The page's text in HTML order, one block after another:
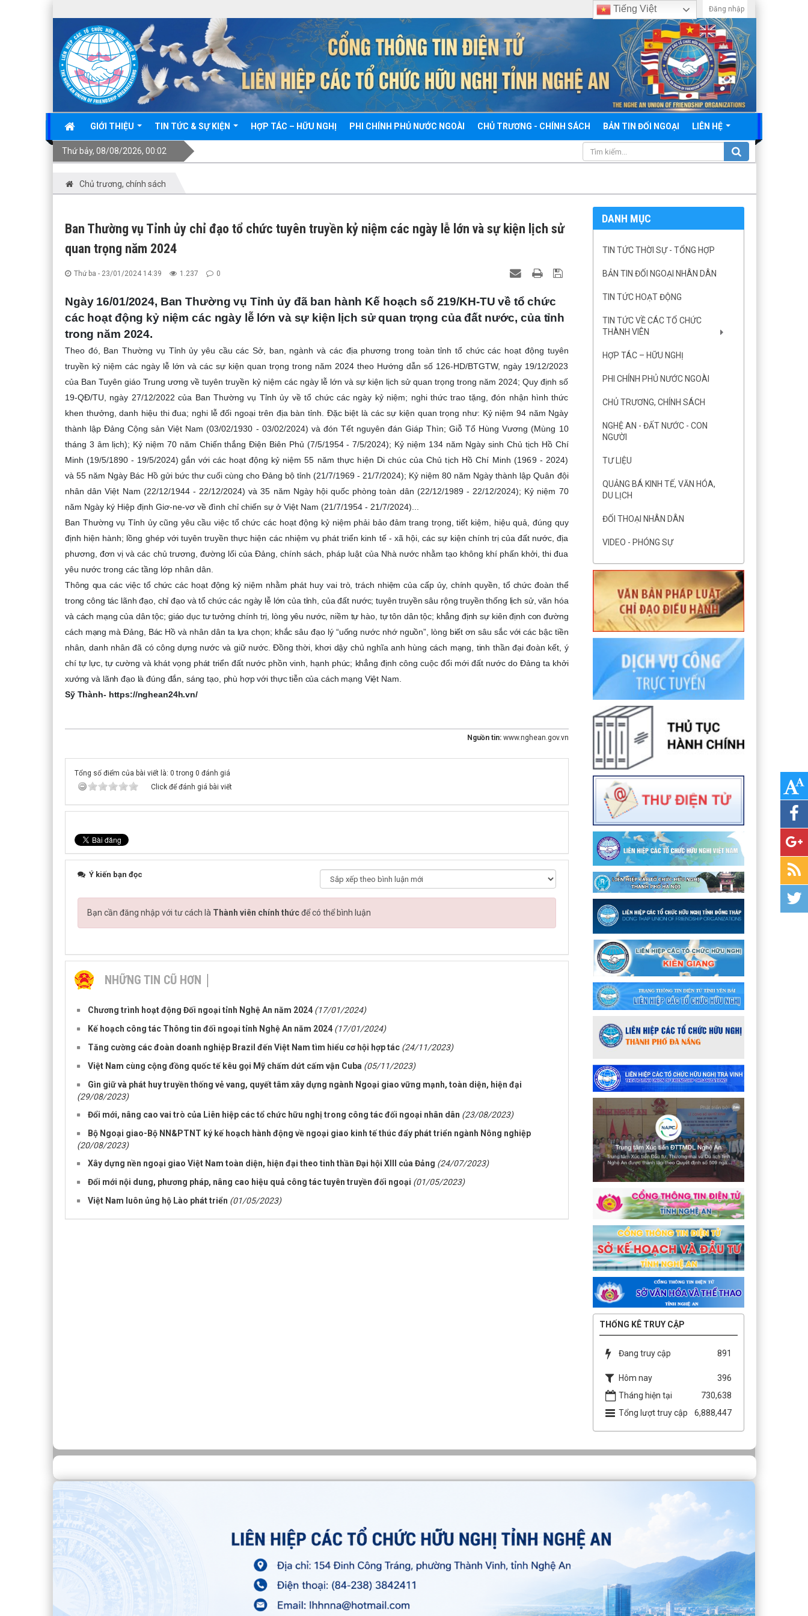
GIỚI THIỆU TIN TỨC & SỰ KIỆN HỢP TÁC – HỮU NGHỊ PHI CHÍNH PHỦ NƯỚC NGOÀI CHỦ TRƯƠNG - CHÍNH SÁCH BẢN TIN ĐỐI NGOẠI LIÊN HỆ
Thứ bảy, 08/08/2026, 00:02
Đăng nhập
Tiếng Việt
Chủ trương, chính sách
Ban Thường vụ Tỉnh ủy chỉ đạo tổ chức tuyên truyền kỷ niệm các ngày lễ lớn và sự kiện lịch sử
quan trọng năm 2024
Thứ ba - 23/01/2024 14:39 1.237 0
Ngày 16/01/2024, Ban Thường vụ Tỉnh ủy đã ban hành Kế hoạch số 219/KH-TU về tổ chức
các hoạt động kỷ niệm các ngày lễ lớn và sự kiện lịch sử quan trọng của đất nước, của tỉnh
trong năm 2024.
Theo đó, Ban Thường vụ Tỉnh ủy yêu cầu các Sở, ban, ngành và các địa phương trong toàn tỉnh tổ chức các hoạt động tuyên
truyền kỷ niệm các ngày lễ lớn và các sự kiện quan trọng trong năm 2024 theo Hướng dẫn số 126-HD/BTGTW, ngày 19/12/2023
của Ban Tuyên giáo Trung ương về tuyên truyền kỷ niệm các ngày lễ lớn và sự kiện lịch sử quan trọng trong năm 2024; Quy định số
19-QĐ/TU, ngày 27/12/2022 của Ban Thường vụ Tỉnh ủy về tổ chức các ngày kỷ niệm; nghi thức trao tặng, đón nhận hình thức
khen thưởng, danh hiệu thi đua; nghi lễ đối ngoại trên địa bàn tỉnh. Đặc biệt là các sự kiện quan trọng như: Kỷ niệm 94 năm Ngày
thành lập Đảng Cộng sản Việt Nam (03/02/1930 - 03/02/2024) và đón Tết nguyên đán Giáp Thìn;Giỗ Tổ Hùng Vương (Mùng 10
tháng 3 âm lịch); Kỷ niệm 70 năm Chiến thắng Điện Biên Phủ (7/5/1954 - 7/5/2024); Kỷ niệm 134 năm Ngày sinh Chủ tịch Hồ Chí
Minh (19/5/1890 - 19/5/2024) gắn với các hoạt động kỷ niệm 55 năm thực hiện Di chúc của Chủ tịch Hồ Chí Minh (1969 - 2024)
và 55 năm Ngày Bác Hồ gửi bức thư cuối cùng cho Đảng bộ tỉnh (21/7/1969 - 21/7/2024); Kỷ niệm 80 năm Ngày thành lập Quân đội
nhân dân Việt Nam (22/12/1944 - 22/12/2024) và 35 năm Ngày hội quốc phòng toàn dân (22/12/1989 - 22/12/2024); Kỷ niệm 70
năm Ngày ký Hiệp định Giơ-ne-vơ về đình chỉ chiến sự ở Việt Nam (21/7/1954 - 21/7/2024)...
Ban Thường vụ Tỉnh ủy cũng yêu cầu việc tổ chức các hoạt động kỷ niệm phải bảo đảmtrang trọng, tiết kiệm, hiệu quả, đúng quy
định hiện hành; lồng ghép với tuyên truyền thực hiện các nhiệm vụ phát triển kinh tế - xã hội, các sự kiện chính trị của đất nước, địa
phương, đơn vị và các chủ trương, đường lối của Đảng, chính sách, pháp luật của Nhà nước nhằm tạo không khí phấn khởi, thi đua
yêu nước trong các tầng lớp nhân dân.
Thông qua các việc tổ chức các hoạt động kỷ niệm nhằm phát huy vai trò, trách nhiệm của cấp ủy, chính quyền, tổ chức đoàn thể
trong công tác lãnh đạo, chỉ đạo và tổ chức các ngày lễ lớn của tỉnh, của đất nước; tuyên truyền sâu rộng truyền thống lịch sử, văn hóa
và cách mạng của dân tộc; giáo dục tư tưởng chính trị, lòng yêu nước, niềm tự hào, tự tôn dân tộc; khẳng định sự kiên định con đường
cách mạng mà Đảng, Bác Hồ và nhân dân ta lựa chọn; khắc sâu đạo lý “uống nước nhớ nguồn”, lòng biết ơn sâu sắc với các bậc tiền
nhân, danh nhân đã có công dựng nước và giữ nước. Đồng thời, khơi dậy chủ nghĩa anh hùng cách mạng, tinh thần đại đoàn kết, ý
chí tự lực, tự cường và khát vọng phát triển đất nước phồn vinh, hạnh phúc; khẳng định công cuộc đổi mới đất nước do Đảng ta khởi
xướng và lãnh đạo là đúng đắn, sáng tạo, phù hợp với thực tiễn của cách mạng Việt Nam.
Sỹ Thành- https://nghean24h.vn/
Nguồn tin: www.nghean.gov.vn
Tổng số điểm của bài viết là: 0 trong 0 đánh giá
Click để đánh giá bài viết
Ý kiến bạn đọc
Bạn cần đăng nhập với tư cách là Thành viên chính thứcđể có thể bình luận
NHỮNG TIN CŨ HƠN
Chương trình hoạt động Đối ngoại tỉnh Nghệ An năm 2024 (17/01/2024)
Kế hoạch công tác Thông tin đối ngoại tỉnh Nghệ An năm 2024 (17/01/2024)
Tăng cường các đoàn doanh nghiệp Brazil đến Việt Nam tìm hiểu cơ hội hợp tác (24/11/2023)
Việt Nam cùng cộng đồng quốc tế kêu gọi Mỹ chấm dứt cấm vận Cuba (05/11/2023)
Gìn giữ và phát huy truyền thống vẻ vang, quyết tâm xây dựng ngành Ngoại giao vững mạnh, toàn diện, hiện đại
(29/08/2023)
Đổi mới, nâng cao vai trò của Liên hiệp các tổ chức hữu nghị trong công tác đối ngoại nhân dân (23/08/2023)
Bộ Ngoại giao-Bộ NN&PTNT ký kế hoạch hành động về ngoại giao kinh tế thúc đẩy phát triển ngành Nông nghiệp
(20/08/2023)
Xây dựng nền ngoại giao Việt Nam toàn diện, hiện đại theo tinh thần Đại hội XIII của Đảng (24/07/2023)
Đổi mới nội dung, phương pháp, nâng cao hiệu quả công tác tuyên truyền đối ngoại (01/05/2023)
Việt Nam luôn ủng hộ Lào phát triển (01/05/2023)
DANH MỤC
TIN TỨC THỜI SỰ - TỔNG HỢP
BẢN TIN ĐỐI NGOẠI NHÂN DÂN
TIN TỨC HOẠT ĐỘNG
TIN TỨC VỀ CÁC TỔ CHỨC
THÀNH VIÊN
HỢP TÁC – HỮU NGHỊ
PHI CHÍNH PHỦ NƯỚC NGOÀI
CHỦ TRƯƠNG, CHÍNH SÁCH
NGHỆ AN - ĐẤT NƯỚC - CON
NGƯỜI
TƯ LIỆU
QUẢNG BÁ KINH TẾ, VĂN HÓA,
DU LỊCH
ĐỐI THOẠI NHÂN DÂN
VIDEO - PHÓNG SỰ
THỐNG KÊ TRUY CẬP
Đang truy cập 891
Hôm nay
396
Tháng hiện tại
730,638
Tổng lượt truy cập
6,888,447